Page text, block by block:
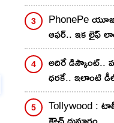
కీలక ప్రకటన
PhonePe
ఆఫర్.. ఇక లైఫ్
అదిరే డిస్కౌంట్..
ధరకే.. ఇలాంటి
Tollywood :